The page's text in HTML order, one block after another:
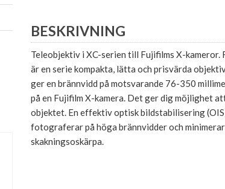
BESKRIVNING
Teleobjektiv i XC-serien till Fujifilms X-kameror.
är en serie kompakta, lätta och prisvärda
ger en brännvidd på motsvarande 76-350
på en Fujifilm X-kamera. Det ger dig möjlighet
objektet. En effektiv optisk bildstabilisering
fotograferar på höga brännvidder och
skakningsoskärpa.